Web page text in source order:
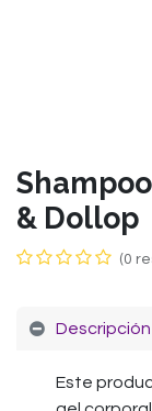
& Dollop
(0
Descripción
Este